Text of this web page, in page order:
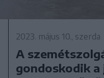
2023. május 10., szerda
A
gondoskodik a